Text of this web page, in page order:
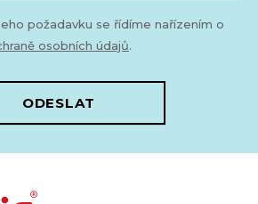
požadavku se řídíme nařízením o
osobních údajů.
ODESLAT